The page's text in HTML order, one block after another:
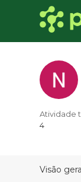
Atividade
4
Visão